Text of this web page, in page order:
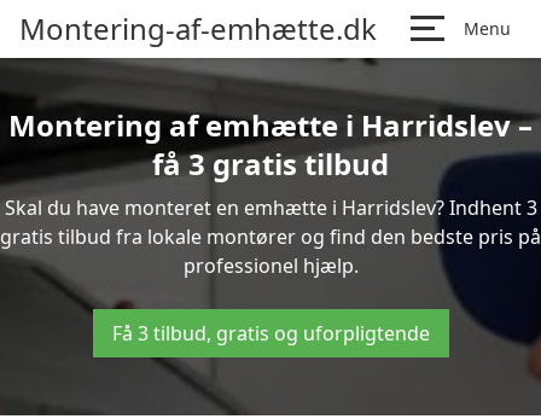
Montering-af-emhætte.dk Menu
Montering af emhætte i Harridslev –
få 3 gratis tilbud
Skal du have monteret en emhætte i Harridslev? Indhent 3
gratis tilbud fra lokale montører og find den bedste pris på
professionel hjælp.
Få 3 tilbud, gratis og uforpligtende